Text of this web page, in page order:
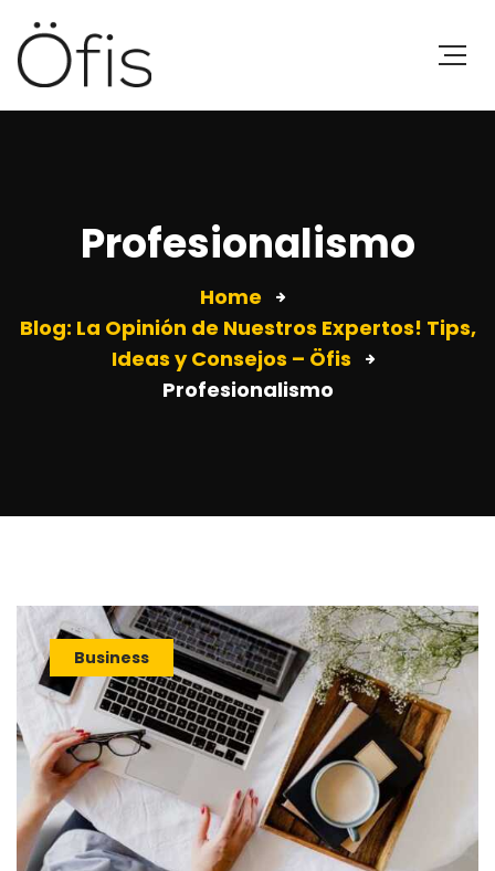
Profesionalismo
Home
Blog: La Opinión de Nuestros Expertos! Tips,
Ideas y Consejos – Öfis
Profesionalismo
Business